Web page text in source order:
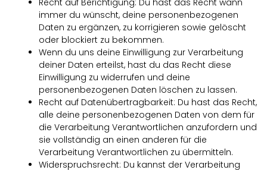
immer du wünscht, deine personenbezogenen
Daten zu ergänzen, zu korrigieren sowie gelöscht
oder blockiert zu bekommen.
Wenn du uns deine Einwilligung zur Verarbeitung
deiner Daten erteilst, hast du das Recht diese
Einwilligung zu widerrufen und deine
personenbezogenen Daten löschen zu lassen.
Recht auf Datenübertragbarkeit: Du hast das Recht,
alle deine personenbezogenen Daten von dem für
die Verarbeitung Verantwortlichen anzufordern und
sie vollständig an einen anderen für die
Verarbeitung Verantwortlichen zu übermitteln.
Widerspruchsrecht: Du kannst der Verarbeitung